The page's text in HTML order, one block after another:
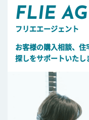
FLIE
フリエエージェント
お客様の購入相談、住
探しをサポートいたし